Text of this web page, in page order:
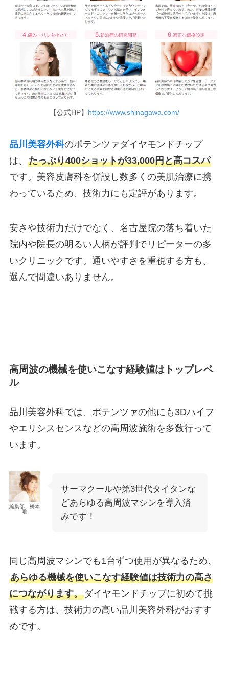
【公式HP】 https://www.shinagawa.com/
品川美容外科のポテンツァダイヤモンドチップ
は、 たっぷり400ショットが33,000円と高コスパ
です。美容皮膚科を併設し数多くの美肌治療に携
わっているため、技術力にも定評があります。
安さや技術力だけでなく、名古屋院の落ち着いた
院内や院長の明るい人柄が評判でリピーターの多
いクリニックです。通いやすさを重視する方も、
選んで間違いありません。
高周波の機械を使いこなす経験値はトップレベ
ル
品川美容外科では、ポテンツァの他にも3Dハイフ
やエリシスセンスなどの高周波施術を多数行って
います。
編集部 橋本
唯
サーマクールや第3世代タイタンな
どあらゆる高周波マシンを導入済
みです！
同じ高周波マシンでも1台ずつ使用が異なるため、
あらゆる機械を使いこなす経験値は技術力の高さ
につながります。ダイヤモンドチップに初めて挑
戦する方は、技術力の高い品川美容外科がおすす
めです。